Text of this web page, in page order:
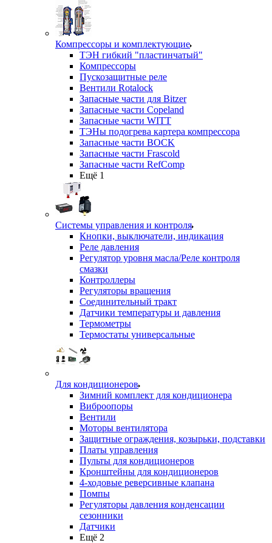
Компрессоры и комплектующие
ТЭН гибкий "пластинчатый"
Компрессоры
Пускозащитные реле
Вентили Rotalock
Запасные части для Bitzer
Запасные части Copeland
Запасные части WITT
ТЭНы подогрева картера компрессора
Запасные части BOCK
Запасные части Frascold
Запасные части RefComp
Ещё 1
Системы управления и контроля
Кнопки, выключатели, индикация
Реле давления
Регулятор уровня масла/Реле контроля
смазки
Контроллеры
Регуляторы вращения
Соединительный тракт
Датчики температуры и давления
Термометры
Термостаты универсальные
Для кондиционеров
Зимний комплект для кондиционера
Виброопоры
Вентили
Моторы вентилятора
Защитные ограждения, козырьки, подставки
Платы управления
Пульты для кондиционеров
Кронштейны для кондиционеров
4-ходовые реверсивные клапана
Помпы
Регуляторы давления конденсации
сезонники
Датчики
Ещё 2